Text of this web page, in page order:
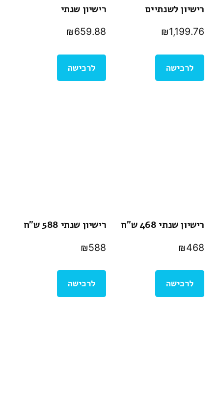
רישיון לשנתיים
₪1,199.76
לרכישה
רישיון שנתי
₪659.88
לרכישה
רישיון שנתי 468 ש”ח
₪468
לרכישה
רישיון שנתי 588 ש”ח
₪588
לרכישה